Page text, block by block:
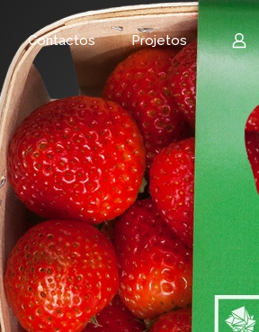
Contactos Projetos